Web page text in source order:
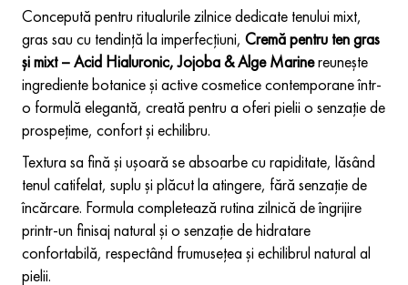
Concepută pentru ritualurile zilnice dedicate tenului mixt,
gras sau cu tendință la imperfecțiuni, Cremă pentru ten gras
și mixt – Acid Hialuronic, Jojoba & Alge Marinereunește
ingrediente botanice și active cosmetice contemporane într-
o formulă elegantă, creată pentru a oferi pielii o senzație de
prospețime, confort și echilibru.
Textura sa fină și ușoară se absoarbe cu rapiditate, lăsând
tenul catifelat, suplu și plăcut la atingere, fără senzație de
încărcare. Formula completează rutina zilnică de îngrijire
printr-un finisaj natural și o senzație de hidratare
confortabilă, respectând frumusețea și echilibrul natural al
pielii.